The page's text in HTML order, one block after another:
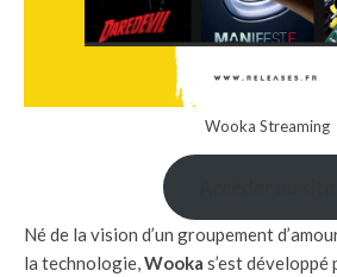
Wooka Streaming
Né de la vision d’un groupement
la technologie,Wooka s’est